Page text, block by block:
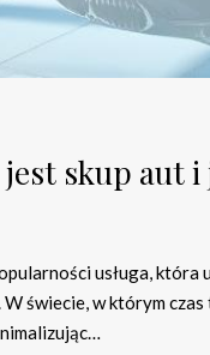
skup aut
usługa,
świecie, w którym